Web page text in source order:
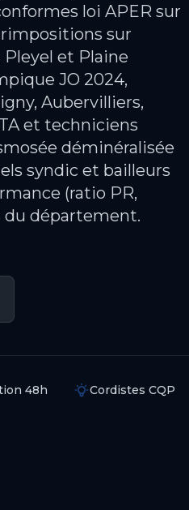
loi APER sur
sur
et Plaine
JO 2024,
Aubervilliers,
et techniciens
déminéralisée
syndic et bailleurs
(ratio PR,
du département.
48h Cordistes CQP